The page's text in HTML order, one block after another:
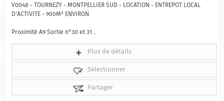
V0048 - TOURNEZY - MONTPELLIER SUD - LOCATION - ENTREPOT LOCAL
D'ACTIVITE - 900M² ENVIRON
Proximité A9 Sortie n°30 et 31...
Plus de détails
Sélectionner
Partager